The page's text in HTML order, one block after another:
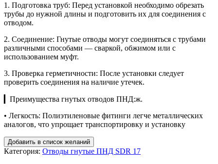
1. Подготовка труб: Перед установкой необходимо обрезать
трубы до нужной длины и подготовить их для соединения с
отводом.
2. Соединение: Гнутые отводы могут соединяться с трубами
различными способами — сваркой, обжимом или с
использованием муфт.
3. Проверка герметичности: После установки следует
проверить соединения на наличие утечек.
▎Преимущества гнутых отводов ПНД:ж.
• Легкость: Полиэтиленовые фитинги легче металлических
аналогов, что упрощает транспортировку и установку
Добавить в список желаний
Категория: Отводы гнутые ПНД SDR 17